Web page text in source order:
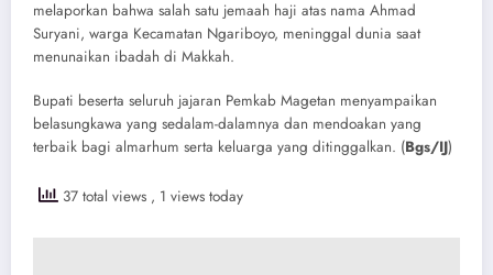
melaporkan bahwa salah satu jemaah haji atas nama Ahmad
Suryani, warga Kecamatan Ngariboyo, meninggal dunia saat
menunaikan ibadah di Makkah.
​Bupati beserta seluruh jajaran Pemkab Magetan menyampaikan
belasungkawa yang sedalam-dalamnya dan mendoakan yang
terbaik bagi almarhum serta keluarga yang ditinggalkan. (Bgs/IJ)
37 total views , 1 views today